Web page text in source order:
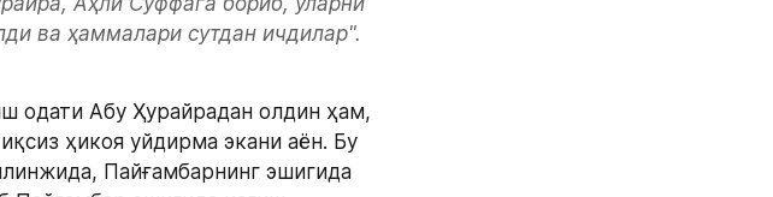
ва ҳаммалари сутдан ичдилар".
одати Абу Ҳурайрадан олдин ҳам,
ҳикоя уйдирма экани аён. Бу
Пайғамбарнинг эшигида